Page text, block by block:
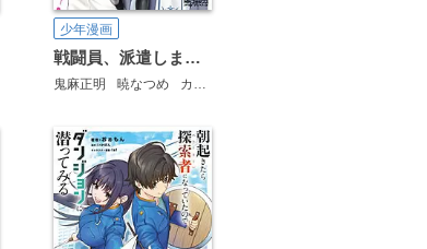
少年漫画
戦闘員、派遣します！
鬼麻正明 暁なつめ カカオ・ランタン